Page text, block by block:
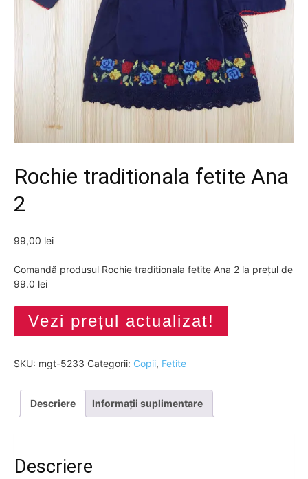
Rochie traditionala fetite Ana
2
99,00 lei
Comandă produsul Rochie traditionala fetite Ana 2 la prețul de
99.0 lei
Vezi prețul actualizat!
SKU: mgt-5233 Categorii: Copii, Fetite
Descriere Informații suplimentare
Descriere